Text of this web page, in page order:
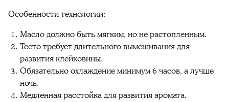
Особенности технологии:
Масло должно быть мягким, но не растопленным.
Тесто требует длительного вымешивания для
развития клейковины.
Обязательно охлаждение минимум 6 часов, а лучше
ночь.
Медленная расстойка для развития аромата.